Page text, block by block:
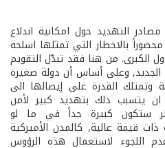
التهديد حول امكانية اندلاع
بالاخطار التي تمثلها اسلحة
الكبرى. من هنا فقد تبدّل التقويم
الجديد, وعلى أساس أن دولة صغيرة
وتمتلك القدرة على إيصالها الى
يتسبب ذلك بتهديد كبير لأمن
ستكون كبيرة جداً في ما لو
قيمة عالية, كالمدن الأميركية
اللجوء لاستعمال هذه الرؤوس